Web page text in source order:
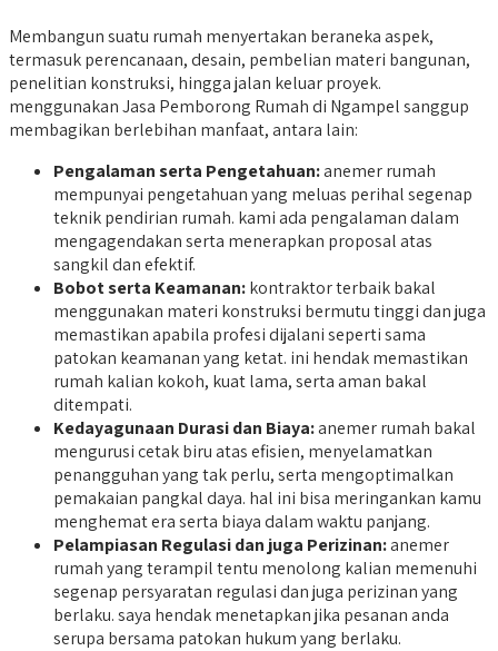
Membangun suatu rumah menyertakan beraneka aspek,
termasuk perencanaan, desain, pembelian materi bangunan,
penelitian konstruksi, hingga jalan keluar proyek.
menggunakan Jasa Pemborong Rumah di Ngampel sanggup
membagikan berlebihan manfaat, antara lain:
Pengalaman serta Pengetahuan:anemer rumah
mempunyai pengetahuan yang meluas perihal segenap
teknik pendirian rumah. kami ada pengalaman dalam
mengagendakan serta menerapkan proposal atas
sangkil dan efektif.
Bobot serta Keamanan:kontraktor terbaik bakal
menggunakan materi konstruksi bermutu tinggi dan juga
memastikan apabila profesi dijalani seperti sama
patokan keamanan yang ketat. ini hendak memastikan
rumah kalian kokoh, kuat lama, serta aman bakal
ditempati.
Kedayagunaan Durasi dan Biaya:anemer rumah bakal
mengurusi cetak biru atas efisien, menyelamatkan
penangguhan yang tak perlu, serta mengoptimalkan
pemakaian pangkal daya. hal ini bisa meringankan kamu
menghemat era serta biaya dalam waktu panjang.
Pelampiasan Regulasi dan juga Perizinan:anemer
rumah yang terampil tentu menolong kalian memenuhi
segenap persyaratan regulasi dan juga perizinan yang
berlaku. saya hendak menetapkan jika pesanan anda
serupa bersama patokan hukum yang berlaku.